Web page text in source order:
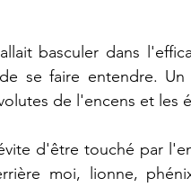
basculer dans
se faire entendre.
de l'encens et les
d'être touché par
moi, lionne,